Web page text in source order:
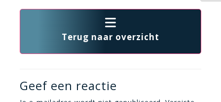
Terug naar overzicht
Geef een reactie